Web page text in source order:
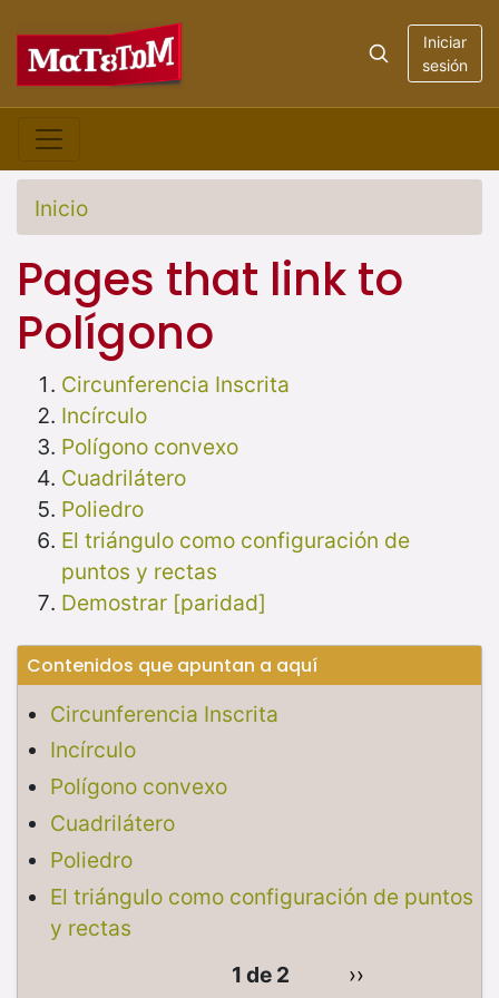
Iniciar
sesión
Inicio
Pages that link to
Polígono
Circunferencia Inscrita
Incírculo
Polígono convexo
Cuadrilátero
Poliedro
El triángulo como configuración de
puntos y rectas
Demostrar [paridad]
Contenidos que apuntan a aquí
Circunferencia Inscrita
Incírculo
Polígono convexo
Cuadrilátero
Poliedro
El triángulo como configuración de puntos
y rectas
1 de 2
››